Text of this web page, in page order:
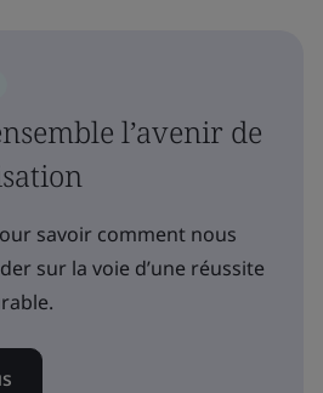
l’avenir de
savoir comment nous
sur la voie d’une réussite